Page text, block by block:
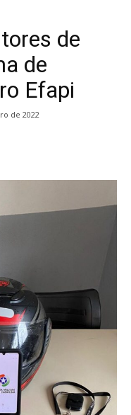
de
de
Efapi
de 2022